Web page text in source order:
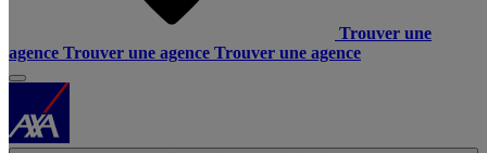
Trouver une
agence Trouver une agence Trouver une agence